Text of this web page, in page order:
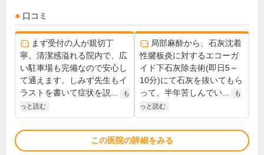
口コミ
まず受付の人が親切丁
寧。清潔感溢れる院内で、広
い駐車場も完備なので安心し
て通えます。しみず先生もイ
ラストを書いて症状を説...
も
っと読む
局部麻酔から、石灰沈着
性腱板炎に対するエコーガ
イド下石灰除去術(即日5～
10分)にて石灰を抜いてもら
って、半年苦しんでい...
も
っと読む
この医院の詳細をみる